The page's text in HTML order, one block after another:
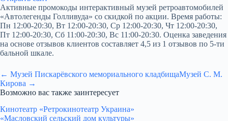
Активные промокоды интерактивный музей ретроавтомобилей
«Автолегенды Голливуда» со скидкой по акции. Время работы:
Пн 12:00-20:30, Вт 12:00-20:30, Ср 12:00-20:30, Чт 12:00-20:30,
Пт 12:00-20:30, Сб 11:00-20:30, Вс 11:00-20:30. Оценка заведения
на основе отзывов клиентов составляет 4,5 из 1 отзывов по 5-ти
бальной шкале.
← Музей Пискарёвского мемориального кладбищаМузей С. М.
Кирова →
Возможно вас также заинтересует
Кинотеатр «Ретрокинотеатр Украина»
«Масловский сельский дом культуры»